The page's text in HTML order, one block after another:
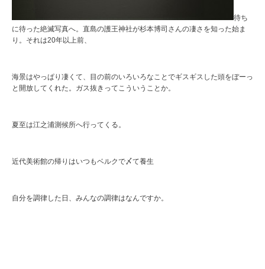
待ち
に待った絶滅写真へ。直島の護王神社が杉本博司さんの凄さを知った始ま
り。それは20年以上前、
海景はやっぱり凄くて、目の前のいろいろなことでギスギスした頭をぼーっ
と開放してくれた。ガス抜きってこういうことか。
夏至は江之浦測候所へ行ってくる。
近代美術館の帰りはいつもベルクで〆て養生
自分を調律した日、みんなの調律はなんですか。